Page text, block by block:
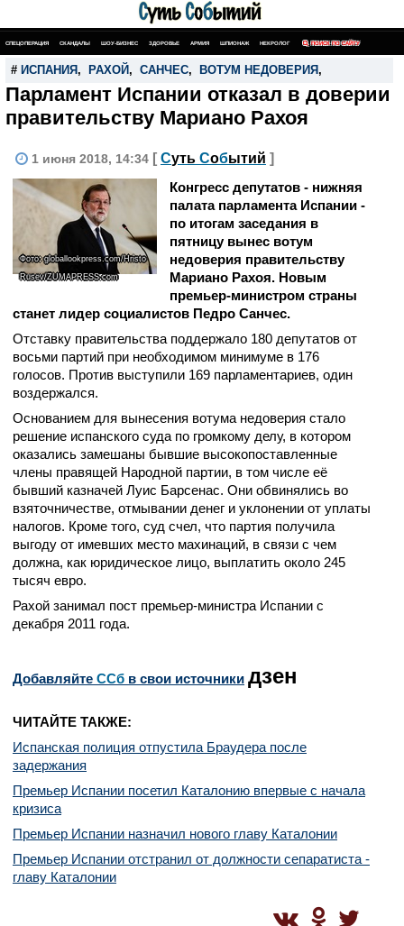
СПЕЦОПЕРАЦИЯ СКАНДАЛЫ ШОУ-БИЗНЕС ЗДОРОВЬЕ АРМИЯ ШПИОНАЖ НЕКРОЛОГ ПОИСК ПО САЙТУ
# ИСПАНИЯ , РАХОЙ , САНЧЕС, ВОТУМ НЕДОВЕРИЯ ,
Парламент Испании отказал в доверии
правительству Мариано Рахоя
1 июня 2018, 14:34 [ Суть Событий ]
Фото: globallookpress.com/Hristo
Rusev/ZUMAPRESS.com
Конгресс депутатов - нижняя
палата парламента Испании -
по итогам заседания в
пятницу вынес вотум
недоверия правительству
Мариано Рахоя. Новым
премьер-министром страны
станет лидер социалистов Педро Санчес.
Отставку правительства поддержало 180 депутатов от
восьми партий при необходимом минимуме в 176
голосов. Против выступили 169 парламентариев, один
воздержался.
Основанием для вынесения вотума недоверия стало
решение испанского суда по громкому делу, в котором
оказались замешаны бывшие высокопоставленные
члены правящей Народной партии, в том числе её
бывший казначей Луис Барсенас. Они обвинялись во
взяточничестве, отмывании денег и уклонении от уплаты
налогов. Кроме того, суд счел, что партия получила
выгоду от имевших место махинаций, в связи с чем
должна, как юридическое лицо, выплатить около 245
тысяч евро.
Рахой занимал пост премьер-министра Испании с
декабря 2011 года.
Добавляйте CСб в свои источники дзен
ЧИТАЙТЕ ТАКЖЕ:
Испанская полиция отпустила Браудера после
задержания
Премьер Испании посетил Каталонию впервые с начала
кризиса
Премьер Испании назначил нового главу Каталонии
Премьер Испании отстранил от должности сепаратиста -
главу Каталонии